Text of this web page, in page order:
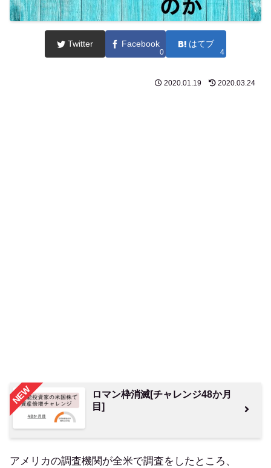
Twitter Facebook
0
はてブ
4
2020.01.19 2020.03.24
ロマン枠消滅[チャレンジ48か月
目]
NEW
アメリカの調査機関が全米で調査をしたところ、